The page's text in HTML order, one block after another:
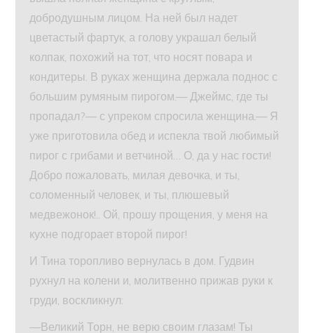
добродушным лицом. На ней был надет
цветастый фартук, а голову украшал белый
колпак, похожий на тот, что носят повара и
кондитеры. В руках женщина держала поднос с
большим румяным пирогом.— Джеймс, где ты
пропадал?— с упреком спросила женщина.— Я
уже приготовила обед и испекла твой любимый
пирог с грибами и ветчиной… О, да у нас гости!
Добро пожаловать, милая девочка, и ты,
соломенный человек, и ты, плюшевый
медвежонок!.. Ой, прошу прощения, у меня на
кухне подгорает второй пирог!
И Тина торопливо вернулась в дом. Гудвин
рухнул на колени и, молитвенно прижав руки к
груди, воскликнул:
—Великий Торн, не верю своим глазам! Ты